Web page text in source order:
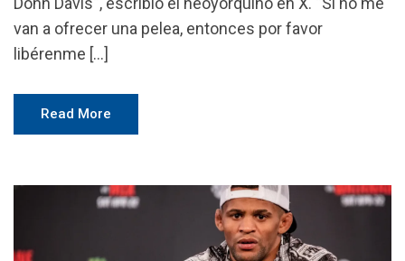
van a ofrecer una pelea, entonces por favor
libérenme […]
Read More